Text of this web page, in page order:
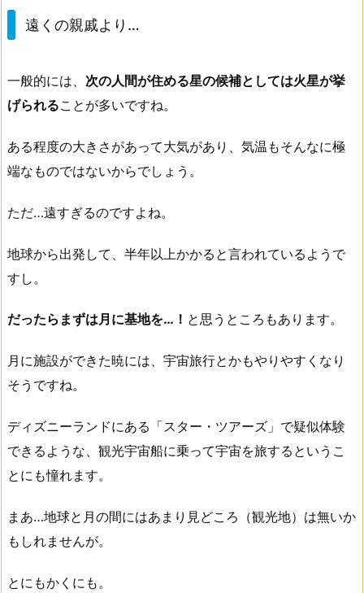
遠くの親戚より…
一般的には、 次の人間が住める星の候補としては火星が挙
げられることが多いですね。
ある程度の大きさがあって大気があり、気温もそんなに極
端なものではないからでしょう。
ただ…遠すぎるのですよね。
地球から出発して、半年以上かかると言われているようで
すし。
だったらまずは月に基地を…！ と思うところもあります。
月に施設ができた暁には、宇宙旅行とかもやりやすくなり
そうですね。
ディズニーランドにある「スター・ツアーズ」で疑似体験
できるような、観光宇宙船に乗って宇宙を旅するというこ
とにも憧れます。
まあ…地球と月の間にはあまり見どころ（観光地）は無いか
もしれませんが。
とにもかくにも。